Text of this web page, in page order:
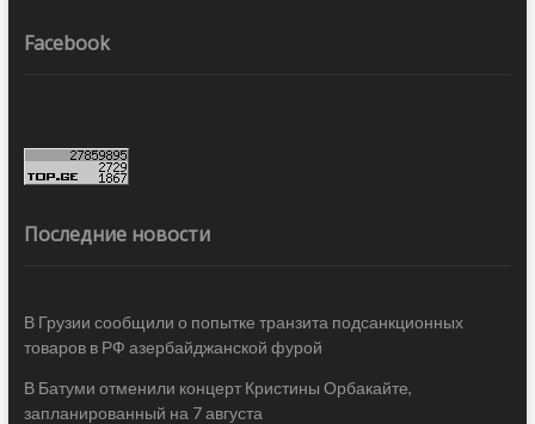
Facebook
Последние новости
В Грузии сообщили о попытке транзита подсанкционных
товаров в РФ азербайджанской фурой
В Батуми отменили концерт Кристины Орбакайте,
запланированный на 7 августа